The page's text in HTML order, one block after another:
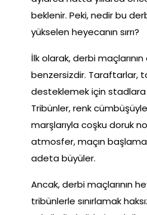
beklenir. Peki, nedir bu
yükselen heyecanın sırrı?
İlk olarak, derbi
benzersizdir. Taraftarlar,
desteklemek için stadlara
Tribünler, renk
marşlarıyla coşku doruk
atmosfer, maçın
adeta büyüler.
Ancak, derbi maçlarının
tribünlerle sınırlamak